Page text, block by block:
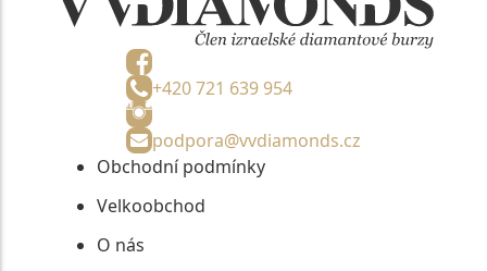
+420 721 639 954
podpora@vvdiamonds.cz
Obchodní podmínky
Velkoobchod
O nás